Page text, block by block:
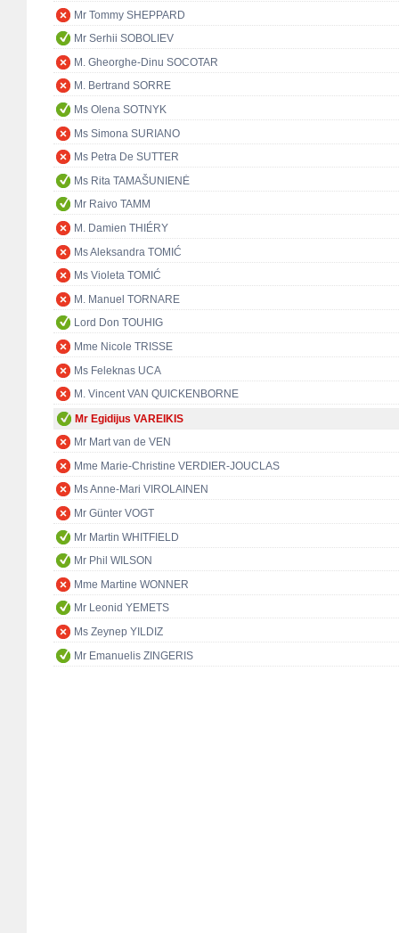
Mr Tommy SHEPPARD
Mr Serhii SOBOLIEV
M. Gheorghe-Dinu SOCOTAR
M. Bertrand SORRE
Ms Olena SOTNYK
Ms Simona SURIANO
Ms Petra De SUTTER
Ms Rita TAMAŠUNIENĖ
Mr Raivo TAMM
M. Damien THIÉRY
Ms Aleksandra TOMIĆ
Ms Violeta TOMIĆ
M. Manuel TORNARE
Lord Don TOUHIG
Mme Nicole TRISSE
Ms Feleknas UCA
M. Vincent VAN QUICKENBORNE
Mr Egidijus VAREIKIS
Mr Mart van de VEN
Mme Marie-Christine VERDIER-JOUCLAS
Ms Anne-Mari VIROLAINEN
Mr Günter VOGT
Mr Martin WHITFIELD
Mr Phil WILSON
Mme Martine WONNER
Mr Leonid YEMETS
Ms Zeynep YILDIZ
Mr Emanuelis ZINGERIS